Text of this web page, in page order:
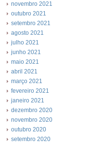
novembro 2021
outubro 2021
setembro 2021
agosto 2021
julho 2021
junho 2021
maio 2021
abril 2021
março 2021
fevereiro 2021
janeiro 2021
dezembro 2020
novembro 2020
outubro 2020
setembro 2020